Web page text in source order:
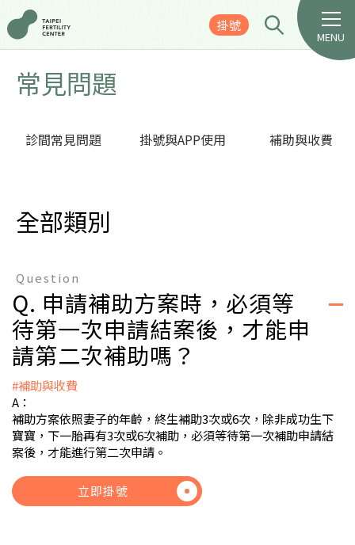
掛號
MENU
常見問題
診間常見問題 掛號與APP使用 補助與收費
全部類別
Question
Q. 申請補助方案時，必須等
待第一次申請結案後，才能申
請第二次補助嗎？
#補助與收費
A：
補助方案依照妻子的年齡，終生補助3次或6次，除非成功生下
寶寶，下一胎再有3次或6次補助，必須等待第一次補助申請結
案後，才能進行第二次申請。
立即掛號